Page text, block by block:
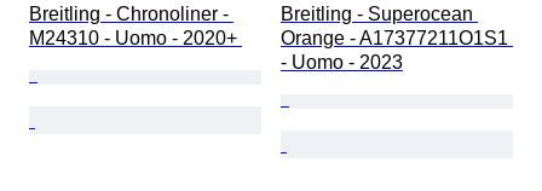
Breitling - Chronoliner -
M24310 - Uomo - 2020+
Breitling - Superocean
Orange - A17377211O1S1
- Uomo - 2023